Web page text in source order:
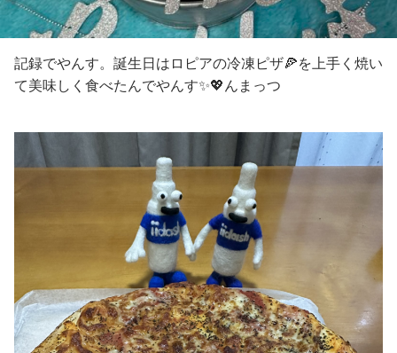
記録でやんす。誕生日はロピアの冷凍ピザ🍕を上手く焼い
て美味しく食べたんでやんす✨💖んまっつ